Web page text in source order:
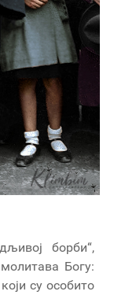
борби“,
Богу:
су особито